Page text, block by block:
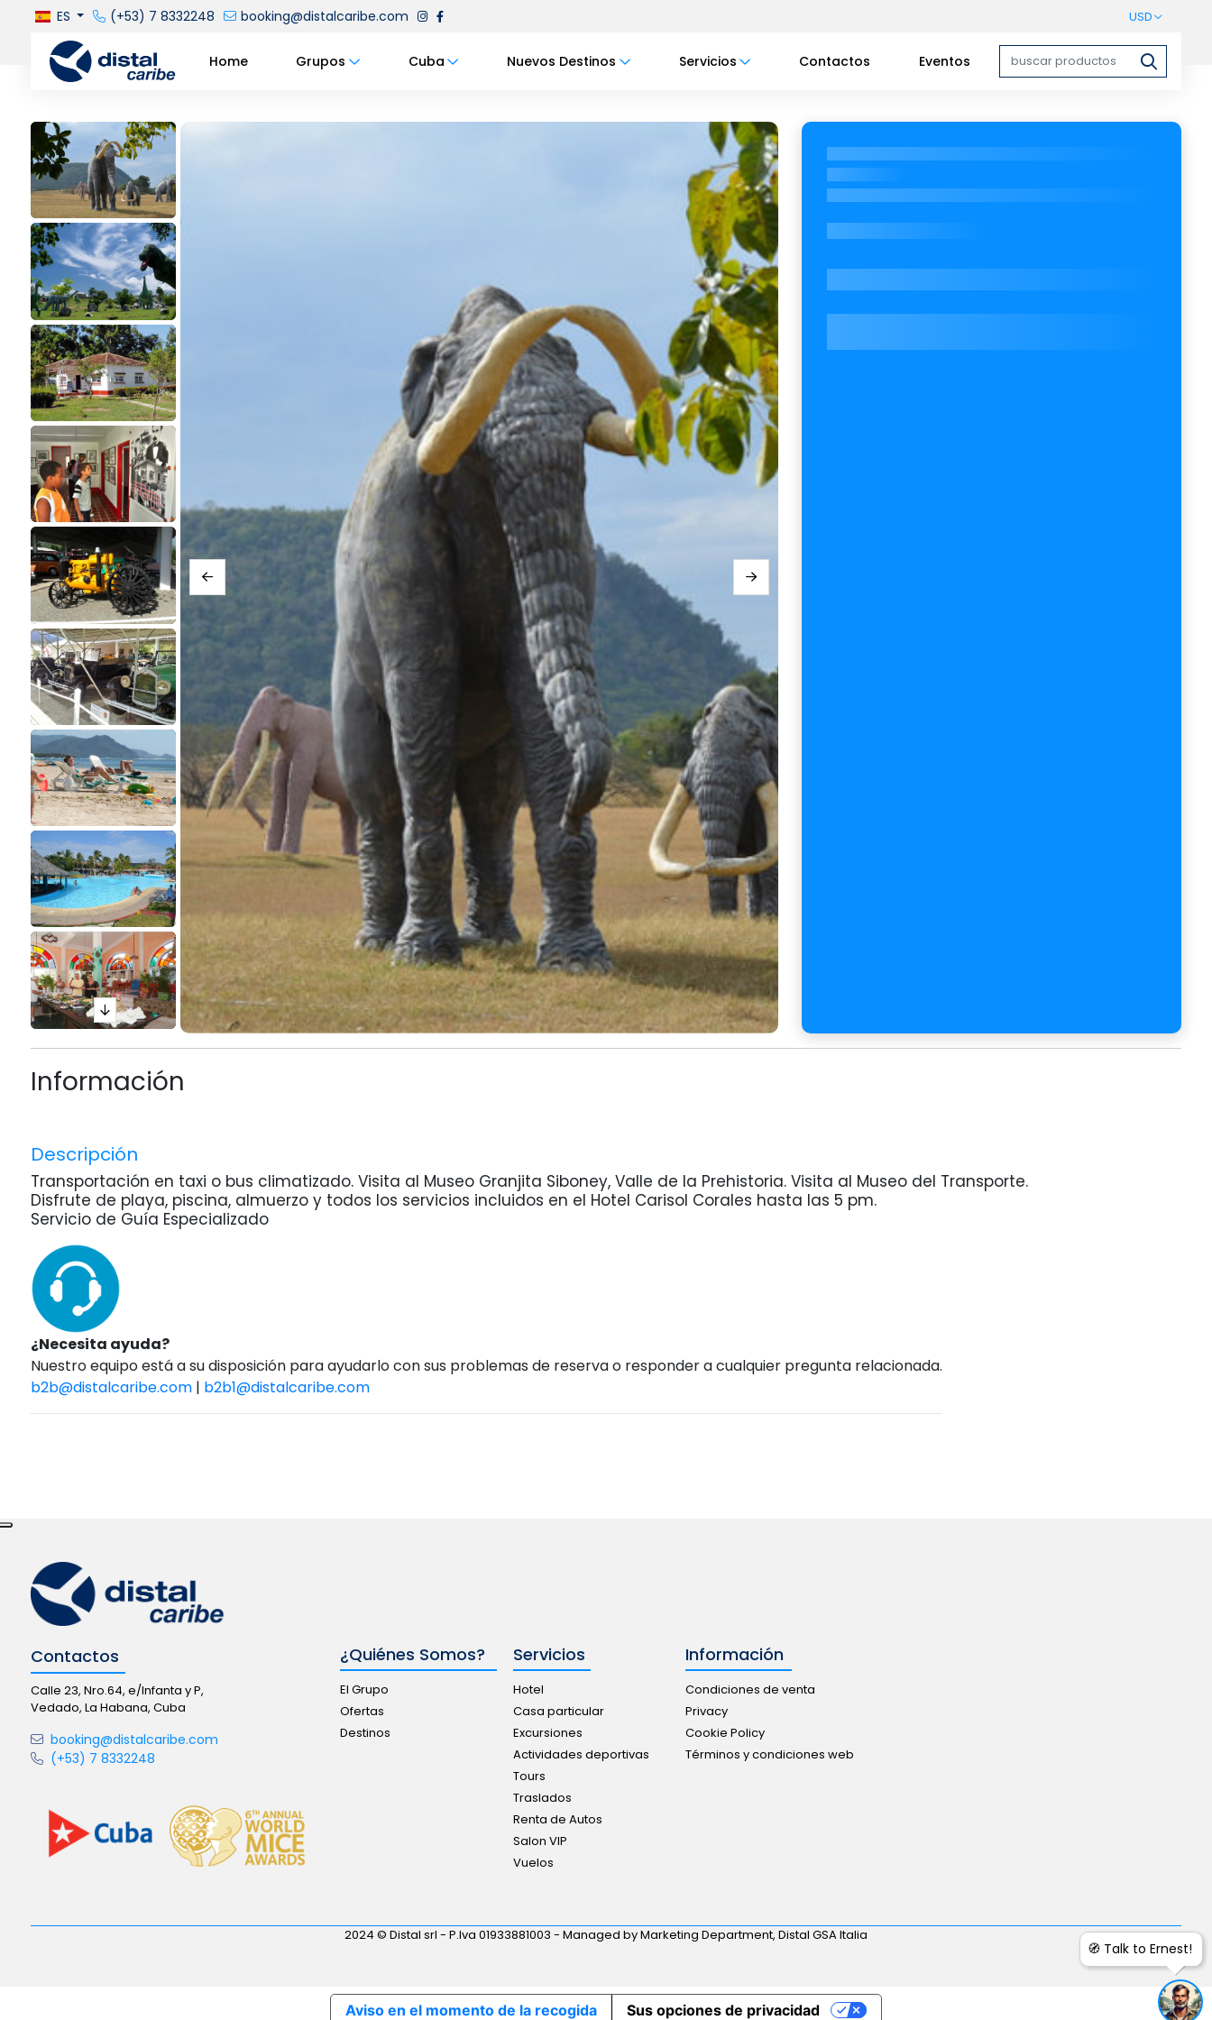
ES (+53) 7 8332248 booking@distalcaribe.com USD
Home Grupos Cuba Nuevos Destinos Servicios Contactos Eventos
Información
Descripción
Transportación en taxi o bus climatizado. Visita al Museo Granjita Siboney, Valle de la Prehistoria. Visita al Museo del Transporte.
Disfrute de playa, piscina, almuerzo y todos los servicios incluidos en el Hotel Carisol Corales hasta las 5 pm.
Servicio de Guía Especializado
¿Necesita ayuda?
Nuestro equipo está a su disposición para ayudarlo con sus problemas de reserva o responder a cualquier pregunta relacionada.
b2b@distalcaribe.com| b2b1@distalcaribe.com
Contactos
Calle 23, Nro.64, e/Infanta y P,
Vedado, La Habana, Cuba
booking@distalcaribe.com
(+53) 7 8332248
¿Quiénes Somos?
El Grupo
Ofertas
Destinos
Servicios
Hotel
Casa particular
Excursiones
Actividades deportivas
Tours
Traslados
Renta de Autos
Salon VIP
Vuelos
Información
Condiciones de venta
Privacy
Cookie Policy
Términos y condiciones web
2024 © Distal srl - P.Iva 01933881003 - Managed by Marketing Department, Distal GSA Italia
🧭 Talk to Ernest!
Aviso en el momento de la recogida Sus opciones de privacidad